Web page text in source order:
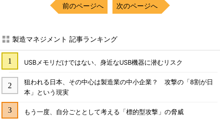
前のページへ 次のページへ
製造マネジメント 記事ランキング
USBメモリだけではない、身近なUSB機器に潜むリスク
狙われる日本、その中心は製造業の中小企業？ 攻撃の「8割が日
本」という現実
もう一度、自分ごととして考える「標的型攻撃」の脅威